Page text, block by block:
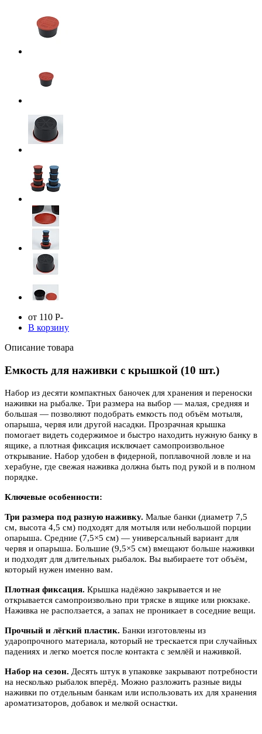
от 110 Р-
В корзину
Описание товара
Емкость для наживки с крышкой (10 шт.)
Набор из десяти компактных баночек для хранения и переноски
наживки на рыбалке. Три размера на выбор — малая, средняя и
большая — позволяют подобрать емкость под объём мотыля,
опарыша, червя или другой насадки. Прозрачная крышка
помогает видеть содержимое и быстро находить нужную банку в
ящике, а плотная фиксация исключает самопроизвольное
открывание. Набор удобен в фидерной, поплавочной ловле и на
херабуне, где свежая наживка должна быть под рукой и в полном
порядке.
Ключевые особенности:
Три размера под разную наживку. Малые банки (диаметр 7,5
см, высота 4,5 см) подходят для мотыля или небольшой порции
опарыша. Средние (7,5×5 см) — универсальный вариант для
червя и опарыша. Большие (9,5×5 см) вмещают больше наживки
и подходят для длительных рыбалок. Вы выбираете тот объём,
который нужен именно вам.
Плотная фиксация. Крышка надёжно закрывается и не
открывается самопроизвольно при тряске в ящике или рюкзаке.
Наживка не расползается, а запах не проникает в соседние вещи.
Прочный и лёгкий пластик. Банки изготовлены из
ударопрочного материала, который не трескается при случайных
падениях и легко моется после контакта с землёй и наживкой.
Набор на сезон. Десять штук в упаковке закрывают потребности
на несколько рыбалок вперёд. Можно разложить разные виды
наживки по отдельным банкам или использовать их для хранения
ароматизаторов, добавок и мелкой оснастки.